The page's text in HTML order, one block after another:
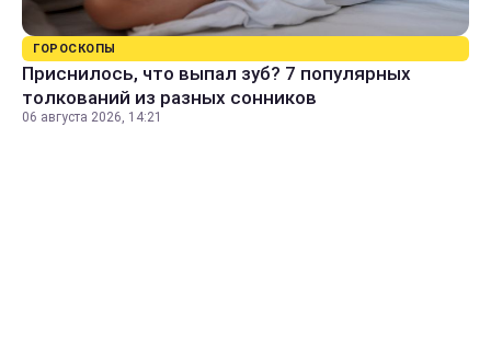
ГОРОСКОПЫ
Приснилось, что выпал зуб? 7 популярных
толкований из разных сонников
06 августа 2026, 14:21